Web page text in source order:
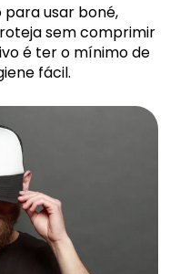
para usar boné,
sem comprimir
é ter o mínimo de
fácil.